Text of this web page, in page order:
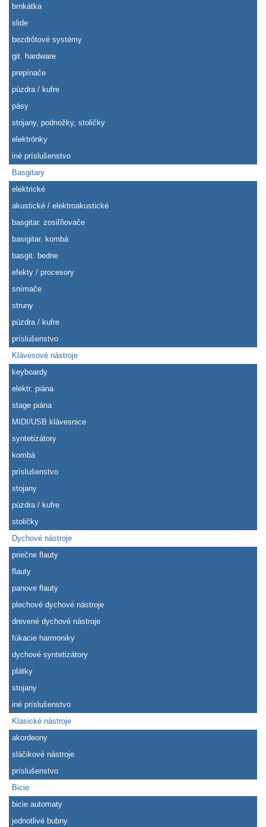
brnkátka
slide
bezdrôtové systémy
git. hardware
prepínače
púzdra / kufre
pásy
stojany, podnožky, stoličky
elektrónky
iné príslušenstvo
Basgitary
elektrické
akustické / elektroakustické
basgitar. zosiľňovače
basigitar. kombá
basgit. bedne
efekty / procesory
snímače
struny
púzdra / kufre
príslušenstvo
Klávesové nástroje
keyboardy
elektr. piána
stage piána
MIDI/USB klávesnice
syntetizátory
kombá
príslušenstvo
stojany
púzdra / kufre
stoličky
Dychové nástroje
priečne flauty
flauty
panove flauty
plechové dychové nástroje
drevené dychové nástroje
fúkacie harmoniky
dychové syntetizátory
plátky
stojany
iné príslušenstvo
Klasické nástroje
akordeony
sláčikové nástroje
príslušenstvo
Bicie
bicie automaty
jednotlivé bubny